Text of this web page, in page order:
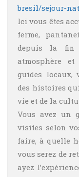
bresil/sejour-
Ici vous êtes
ferme,
depuis la fin
atmosphère
guides locaux,
des histoires
vie et de la
Vous avez un
visites selon
faire, à quelle
vous serez de
ayez